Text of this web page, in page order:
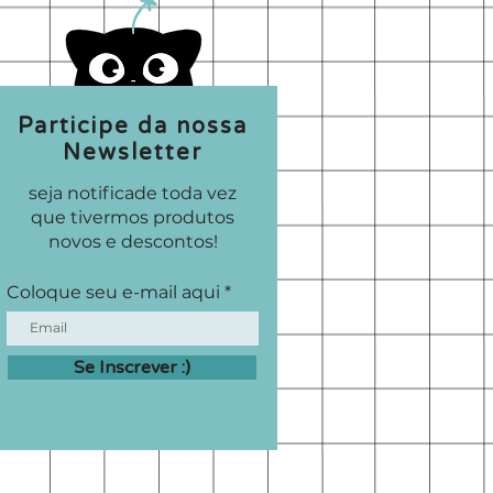
Participe da nossa
Newsletter
seja notificade toda vez
que tivermos produtos
novos e descontos!
Coloque seu e-mail aqui
Se Inscrever :)